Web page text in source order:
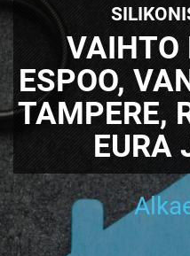
VAIHTO
ESPOO,
TAMPERE,
EURA